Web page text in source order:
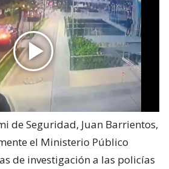
de Seguridad, Juan Barrientos,
el Ministerio Público
de investigación a las policías